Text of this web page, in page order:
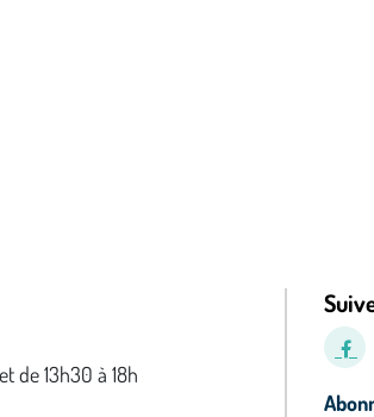
de 13h30 à 18h